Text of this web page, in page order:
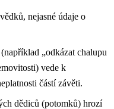
nejasné údaje o
„odkázat chalupu
vede k
částí závěti.
dědiců (potomků) hrozí